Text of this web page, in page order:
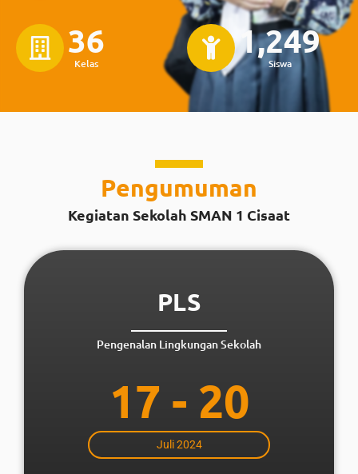
36
Kelas
1,249
Siswa
Pengumuman
Kegiatan Sekolah SMAN 1 Cisaat
PLS
Pengenalan Lingkungan Sekolah
17 - 20
Juli 2024